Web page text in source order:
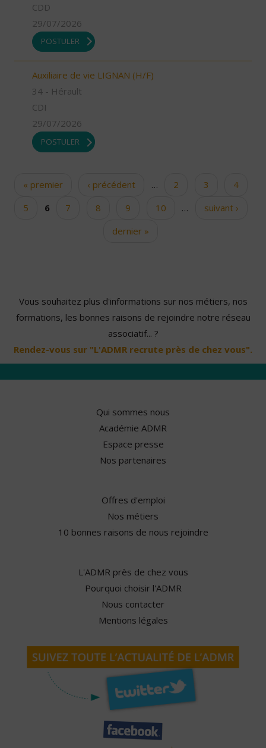
CDD
29/07/2026
POSTULER
Auxiliaire de vie LIGNAN (H/F)
34 - Hérault
CDI
29/07/2026
POSTULER
Pages« premier ‹ précédent … 2 3
4
5
6 7 8 9 10 …
suivant ›
dernier »
Vous souhaitez plus d'informations sur nos métiers, nos
formations, les bonnes raisons de rejoindre notre réseau
associatif... ?
Rendez-vous sur "L'ADMR recrute près de chez vous".
Qui sommes nous
Académie ADMR
Espace presse
Nos partenaires
Offres d'emploi
Nos métiers
10 bonnes raisons de nous rejoindre
L'ADMR près de chez vous
Pourquoi choisir l'ADMR
Nous contacter
Mentions légales